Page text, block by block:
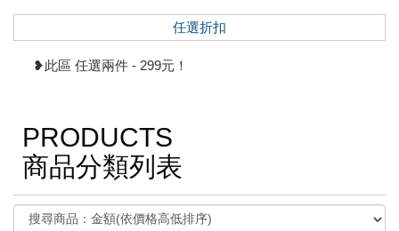
任選折扣
❥此區 任選兩件 - 299元！
PRODUCTS
商品分類列表